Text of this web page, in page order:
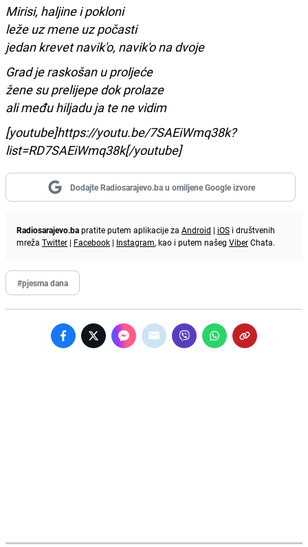
Mirisi, haljine i pokloni
leže uz mene uz počasti
jedan krevet navik'o, navik'o na dvoje
Grad je raskošan u proljeće
žene su prelijepe dok prolaze
ali među hiljadu ja te ne vidim
[youtube]https://youtu.be/7SAEiWmq38k?
list=RD7SAEiWmq38k[/youtube]
Dodajte Radiosarajevo.ba u omiljene Google izvore
Radiosarajevo.bapratite putem aplikacije za Android | iOS i društvenih
mreža Twitter | Facebook | Instagram, kao i putem našeg ViberChata.
#pjesma dana